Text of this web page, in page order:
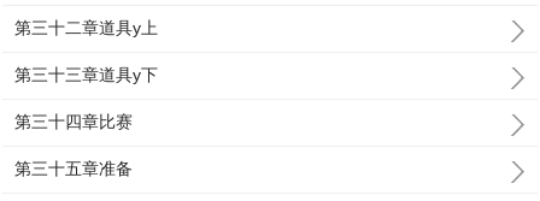
第三十二章道具y上
第三十三章道具y下
第三十四章比赛
第三十五章准备